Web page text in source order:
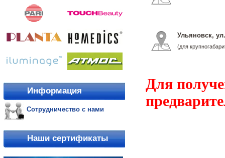
Информация
Сотрудничество с нами
Наши сертификаты
Ульяновск,
(для
Для